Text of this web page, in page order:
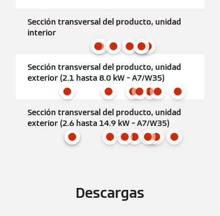
Sección transversal del producto, unidad
interior
Sección transversal del producto, unidad
exterior (2.1 hasta 8.0 kW – A7/W35)
Sección transversal del producto, unidad
exterior (2.6 hasta 14.9 kW – A7/W35)
Descargas